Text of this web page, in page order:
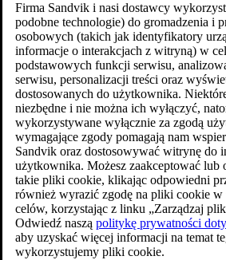
Firma Sandvik i nasi dostawcy
podobne technologie) do gromadzenia i
osobowych (takich jak identyfikatory
informacje o interakcjach z witryną) w
podstawowych funkcji serwisu,
serwisu, personalizacji treści oraz
dostosowanych do użytkownika.
niezbędne i nie można ich wyłączyć,
wykorzystywane wyłącznie za zgodą
wymagające zgody pomagają nam
Sandvik oraz dostosowywać witrynę do
użytkownika. Możesz zaakceptować lub
takie pliki cookie, klikając odpowiedni
również wyrazić zgodę na pliki cookie w
celów, korzystając z linku „Zarządzaj
Odwiedź naszą politykę prywatności
aby uzyskać więcej informacji na temat
wykorzystujemy pliki cookie.